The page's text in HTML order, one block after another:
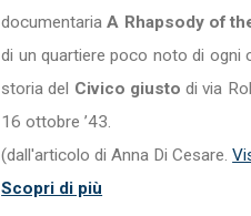
documentariaA Rhapsody of
di un quartiere poco noto di ogni
storia del Civico giusto di via
16 ottobre ’43.
(dall'articolo di Anna Di Cesare.
Scopri di più